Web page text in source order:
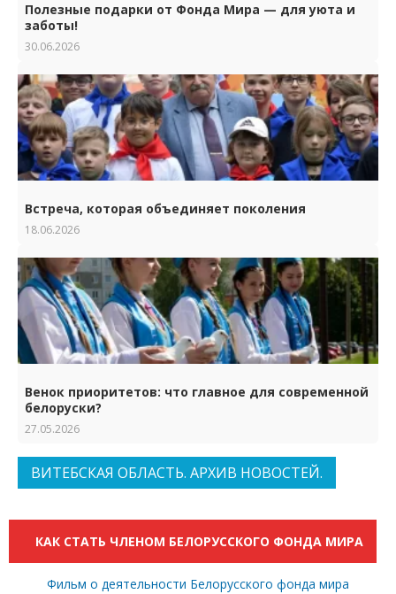
Полезные подарки от Фонда Мира — для уюта и
заботы!
30.06.2026
Встреча, которая объединяет поколения
18.06.2026
Венок приоритетов: что главное для современной
белоруски?
27.05.2026
ВИТЕБСКАЯ ОБЛАСТЬ. АРХИВ НОВОСТЕЙ.
КАК СТАТЬ ЧЛЕНОМ БЕЛОРУССКОГО ФОНДА МИРА
Фильм о деятельности Белорусского фонда мира